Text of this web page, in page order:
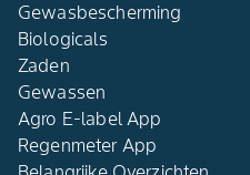
Gewasbescherming
Biologicals
Zaden
Gewassen
Agro E-label App
Regenmeter App